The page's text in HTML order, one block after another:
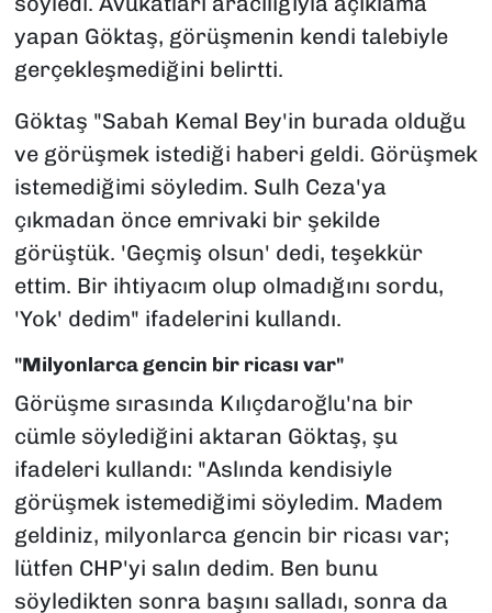
yapan Göktaş, görüşmenin kendi talebiyle
gerçekleşmediğini belirtti.
Göktaş "Sabah Kemal Bey'in burada olduğu
ve görüşmek istediği haberi geldi. Görüşmek
istemediğimi söyledim. Sulh Ceza'ya
çıkmadan önce emrivaki bir şekilde
görüştük. 'Geçmiş olsun' dedi, teşekkür
ettim. Bir ihtiyacım olup olmadığını sordu,
'Yok' dedim" ifadelerini kullandı.
"Milyonlarca gencin bir ricası var"
Görüşme sırasında Kılıçdaroğlu'na bir
cümle söylediğini aktaran Göktaş, şu
ifadeleri kullandı: "Aslında kendisiyle
görüşmek istemediğimi söyledim. Madem
geldiniz, milyonlarca gencin bir ricası var;
lütfen CHP'yi salın dedim. Ben bunu
söyledikten sonra başını salladı, sonra da